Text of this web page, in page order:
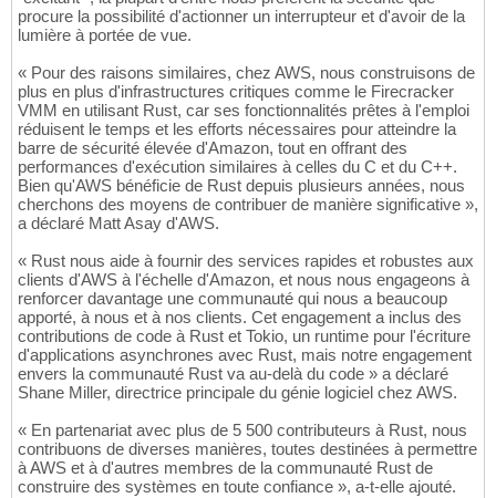
procure la possibilité d'actionner un interrupteur et d'avoir de la
lumière à portée de vue.
« Pour des raisons similaires, chez AWS, nous construisons de
plus en plus d'infrastructures critiques comme le Firecracker
VMM en utilisant Rust, car ses fonctionnalités prêtes à l'emploi
réduisent le temps et les efforts nécessaires pour atteindre la
barre de sécurité élevée d'Amazon, tout en offrant des
performances d'exécution similaires à celles du C et du C++.
Bien qu'AWS bénéficie de Rust depuis plusieurs années, nous
cherchons des moyens de contribuer de manière significative »,
a déclaré Matt Asay d'AWS.
« Rust nous aide à fournir des services rapides et robustes aux
clients d'AWS à l'échelle d'Amazon, et nous nous engageons à
renforcer davantage une communauté qui nous a beaucoup
apporté, à nous et à nos clients. Cet engagement a inclus des
contributions de code à Rust et Tokio, un runtime pour l'écriture
d'applications asynchrones avec Rust, mais notre engagement
envers la communauté Rust va au-delà du code » a déclaré
Shane Miller, directrice principale du génie logiciel chez AWS.
« En partenariat avec plus de 5 500 contributeurs à Rust, nous
contribuons de diverses manières, toutes destinées à permettre
à AWS et à d'autres membres de la communauté Rust de
construire des systèmes en toute confiance », a-t-elle ajouté.